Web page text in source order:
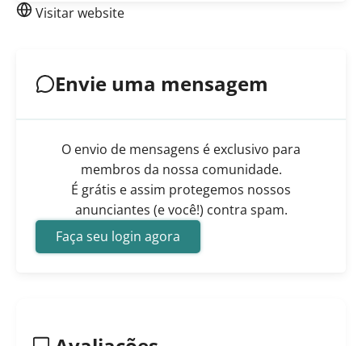
Visitar website
Envie uma mensagem
O envio de mensagens é exclusivo para
membros da nossa comunidade.
É grátis e assim protegemos nossos
anunciantes (e você!) contra spam.
Faça seu login agora